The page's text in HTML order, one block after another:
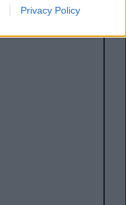
Privacy Policy